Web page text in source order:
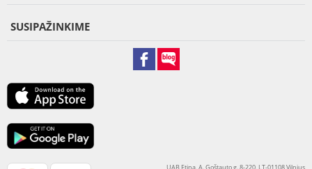
SUSIPAŽINKIME